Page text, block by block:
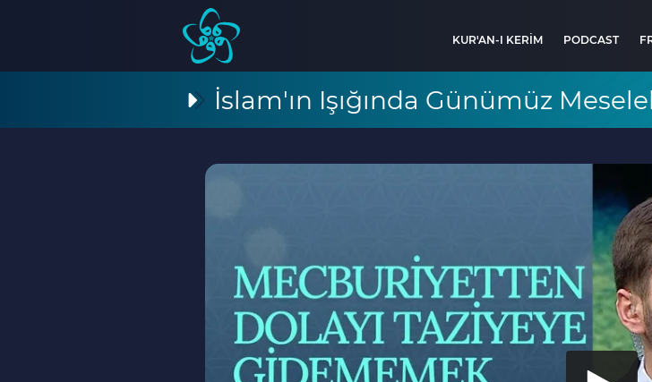
KUR'AN-I KERİM PODCAST
İslam'ın Işığında Günümüz